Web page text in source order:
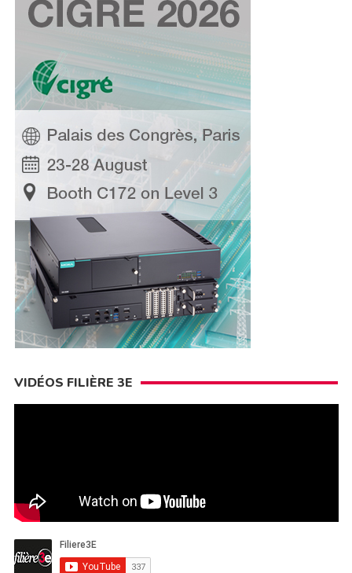
VIDÉOS FILIÈRE 3E